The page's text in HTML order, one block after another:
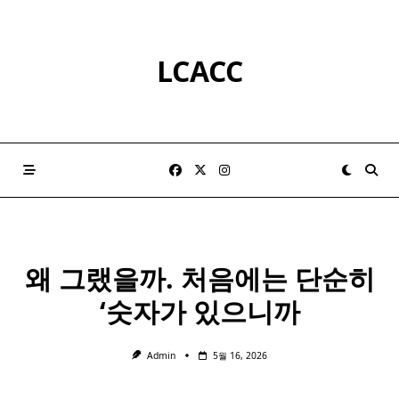
LCACC
왜 그랬을까. 처음에는 단순히
‘숫자가 있으니까
Admin 5월 16, 2026